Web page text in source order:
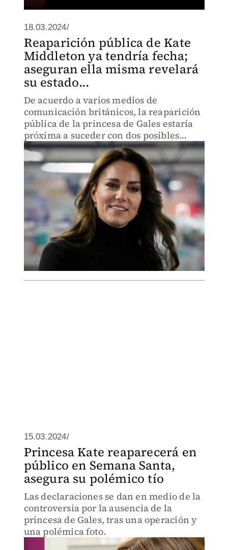
18.03.2024/
Reaparición pública de Kate
Middleton ya tendría fecha;
aseguran ella misma revelará
su estado...
De acuerdo a varios medios de
comunicación británicos, la reaparición
pública de la princesa de Gales estaría
próxima a suceder con dos posibles
fechas, aquí te contamos.
15.03.2024/
Princesa Kate reaparecerá en
público en Semana Santa,
asegura su polémico tío
Las declaraciones se dan en medio de la
controversia por la ausencia de la
princesa de Gales, tras una operación y
una polémica foto.